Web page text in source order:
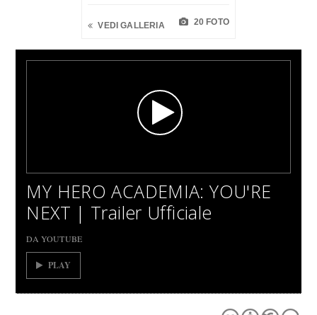
VEDI GALLERIA 20 FOTO
MY HERO ACADEMIA: YOU'RE
NEXT | Trailer Ufficiale
DA YOUTUBE
PLAY